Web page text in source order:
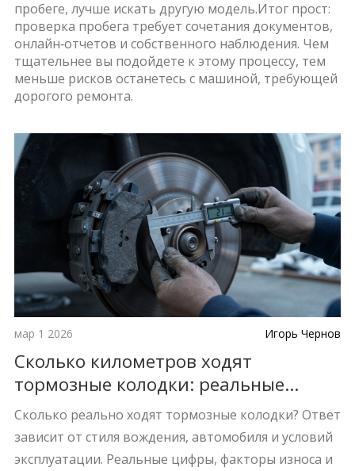
пробеге, лучше искать другую модель.Итог прост:
проверка пробега требует сочетания документов,
онлайн‑отчетов и собственного наблюдения. Чем
тщательнее вы подойдете к этому процессу, тем
меньше рисков останетесь с машиной, требующей
дорогого ремонта.
мар 1 2026 Игорь Чернов
Сколько километров ходят
тормозные колодки: реальные
цифры и факторы износа
Сколько реально ходят тормозные колодки? Ответ
зависит от стиля вождения, автомобиля и условий
эксплуатации. Реальные цифры, факторы износа и